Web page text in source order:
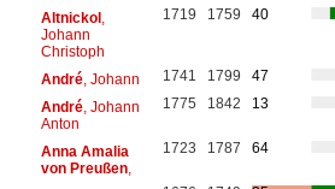
Altnickol,
Johann
Christoph
1719 1759 40
André, Johann 1741 1799
47
André, Johann
Anton
1775 1842 13
Anna Amalia
von Preußen,
1723 1787 64